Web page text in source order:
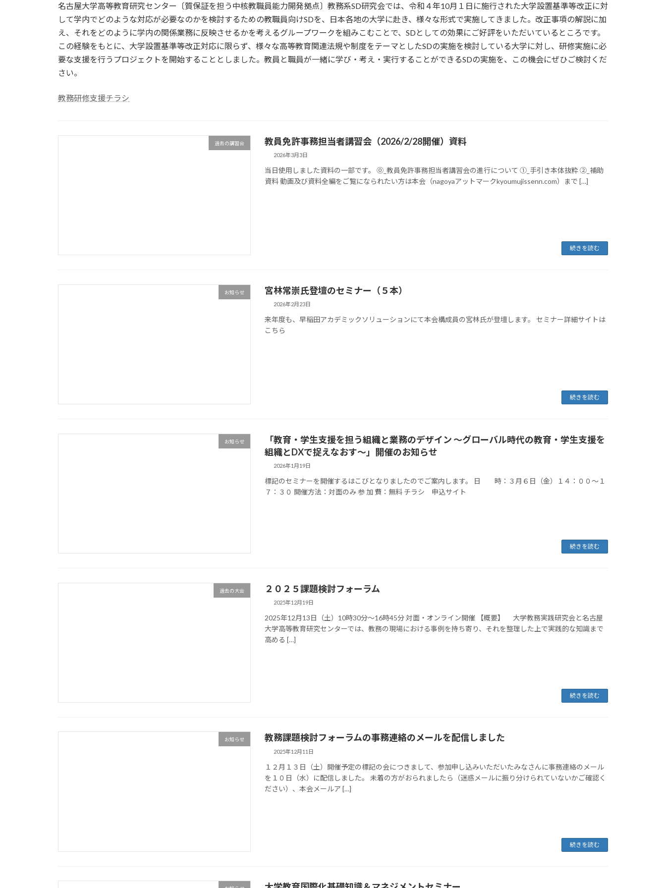
名古屋大学高等教育研究センター〔質保証を担う中核教職員能力開発拠点〕教務系SD研究会では、令和４年10月１日に施行された大学設置基準等改正に対
して学内でどのような対応が必要なのかを検討するための教職員向けSDを、日本各地の大学に赴き、様々な形式で実施してきました。改正事項の解説に加
え、それをどのように学内の関係業務に反映させるかを考えるグループワークを組みこむことで、SDとしての効果にご好評をいただいているところです。
この経験をもとに、大学設置基準等改正対応に限らず、様々な高等教育関連法規や制度をテーマとしたSDの実施を検討している大学に対し、研修実施に必
要な支援を行うプロジェクトを開始することとしました。教員と職員が一緒に学び・考え・実行することができるSDの実施を、この機会にぜひご検討くだ
さい。
教務研修支援チラシ
過去の講習会 教員免許事務担当者講習会（2026/2/28開催）資料
2026年3月3日
当日使用しました資料の一部です。 ⓪_教員免許事務担当者講習会の進行について ①_手引き本体抜粋 ②_補助
資料 動画及び資料全編をご覧になられたい方は本会（nagoyaアットマークkyoumujissenn.com）まで […]
続きを読む
お知らせ 宮林常崇氏登壇のセミナー（５本）
2026年2月23日
来年度も、早稲田アカデミックソリューションにて本会構成員の宮林氏が登壇します。 セミナー詳細サイトは
こちら
続きを読む
お知らせ
「教育・学生支援を担う組織と業務のデザイン ～グローバル時代の教育・学生支援を
組織とDXで捉えなおす～」開催のお知らせ
2026年1月19日
標記のセミナーを開催するはこびとなりましたのでご案内します。 日 時：３月６日（金）１４：００～１
７：３０ 開催方法：対面のみ 参 加 費：無料 チラシ 申込サイト
続きを読む
過去の大会 ２０２５課題検討フォーラム
2025年12月19日
2025年12月13日（土）10時30分～16時45分 対面・オンライン開催 【概要】 大学教務実践研究会と名古屋
大学高等教育研究センターでは、教務の現場における事例を持ち寄り、それを整理した上で実践的な知識まで
高める […]
続きを読む
お知らせ 教務課題検討フォーラムの事務連絡のメールを配信しました
2025年12月11日
１２月１３日（土）開催予定の標記の会につきまして、参加申し込みいただいたみなさんに事務連絡のメール
を１０日（水）に配信しました。 未着の方がおられましたら（迷惑メールに振り分けられていないかご確認く
ださい）、本会メールア […]
続きを読む